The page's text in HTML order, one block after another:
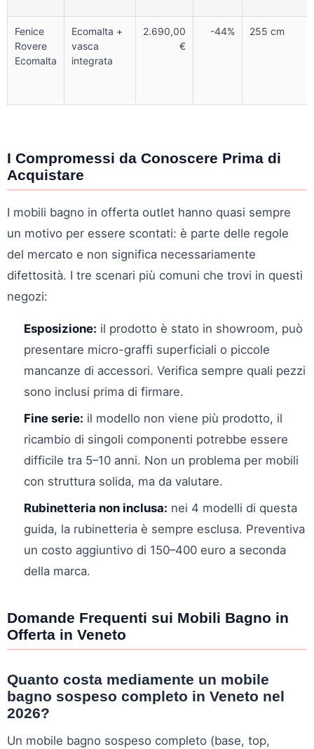
Fenice
Rovere
Ecomalta
Ecomalta +
vasca
integrata
2.690,00
€
-44% 255 cm
I Compromessi da Conoscere Prima di
Acquistare
I mobili bagno in offerta outlet hanno quasi sempre
un motivo per essere scontati: è parte delle regole
del mercato e non significa necessariamente
difettosità. I tre scenari più comuni che trovi in questi
negozi:
Esposizione: il prodotto è stato in showroom, può
presentare micro-graffi superficiali o piccole
mancanze di accessori. Verifica sempre quali pezzi
sono inclusi prima di firmare.
Fine serie: il modello non viene più prodotto, il
ricambio di singoli componenti potrebbe essere
difficile tra 5–10 anni. Non un problema per mobili
con struttura solida, ma da valutare.
Rubinetteria non inclusa: nei 4 modelli di questa
guida, la rubinetteria è sempre esclusa. Preventiva
un costo aggiuntivo di 150–400 euro a seconda
della marca.
Domande Frequenti sui Mobili Bagno in
Offerta in Veneto
Quanto costa mediamente un mobile
bagno sospeso completo in Veneto nel
2026?
Un mobile bagno sospeso completo (base, top,